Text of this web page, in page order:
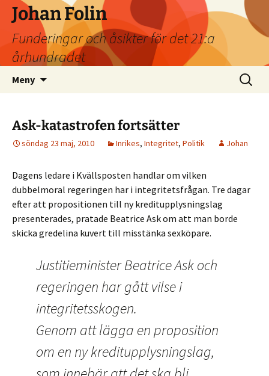
Johan Folin
Funderingar och åsikter för det 21:a
århundradet
Meny
Sök
efter:
Ask-katastrofen fortsätter
söndag 23 maj, 2010 Inrikes, Integritet, Politik Johan
Dagens ledare i Kvällsposten handlar om vilken
dubbelmoral regeringen har i integritetsfrågan. Tre dagar
efter att propositionen till ny kreditupplysningslag
presenterades, pratade Beatrice Ask om att man borde
skicka gredelina kuvert till misstänka sexköpare.
Justitieminister Beatrice Ask och
regeringen har gått vilse i
integritetsskogen.
Genom att lägga en proposition
om en ny kreditupplysningslag,